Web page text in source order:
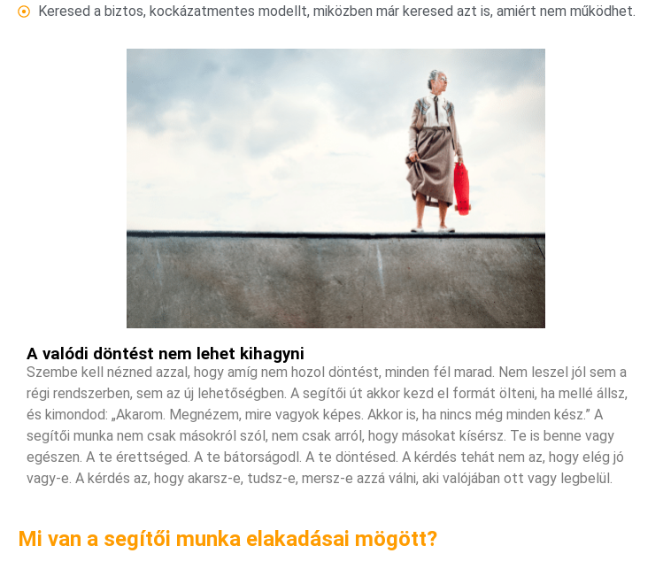
Keresed a biztos, kockázatmentes modellt, miközben már keresed azt is, amiért nem működhet.
A valódi döntést nem lehet kihagyni
Szembe kell nézned azzal, hogy amíg nem hozol döntést, minden fél marad. Nem leszel jól sem a
régi rendszerben, sem az új lehetőségben. A segítői út akkor kezd el formát ölteni, ha mellé állsz,
és kimondod: „Akarom. Megnézem, mire vagyok képes. Akkor is, ha nincs még minden kész.” A
segítői munka nem csak másokról szól, nem csak arról, hogy másokat kísérsz. Te is benne vagy
egészen. A te érettséged. A te bátorságodl. A te döntésed. A kérdés tehát nem az, hogy elég jó
vagy-e. A kérdés az, hogy akarsz-e, tudsz-e, mersz-e azzá válni, aki valójában ott vagy legbelül.
Mi van a segítői munka elakadásai mögött?